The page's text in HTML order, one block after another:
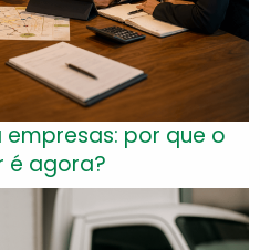
por que o
é agora?